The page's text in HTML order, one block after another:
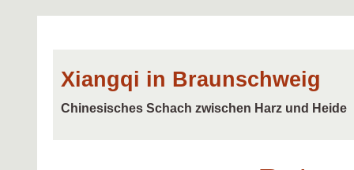
Xiangqi in Braunschweig
Chinesisches Schach zwischen Harz und Heide